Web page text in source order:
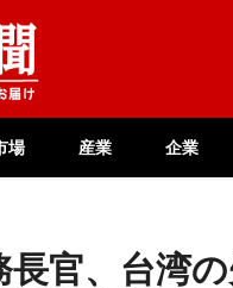
場 産業 企業
長官、台湾